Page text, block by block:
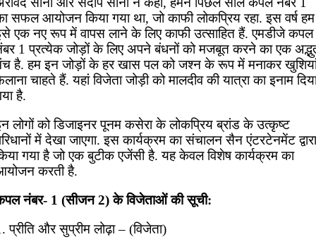
सफल आयोजन किया गया था, जो काफी लोकप्रिय रहा. इस वर्ष हम
एक नए रूप में वापस लाने के लिए काफी उत्साहित हैं. एमडीजे कपल
1 प्रत्येक जोड़ों के लिए अपने बंधनों को मजबूत करने का एक
है. हम इन जोड़ों के हर खास पल को जश्न के रूप में मनाकर
चाहते हैं. यहां विजेता जोड़ी को मालदीव की यात्रा का इनाम
है.
लोगों को डिजाइनर पूनम कसेरा के लोकप्रिय ब्रांड के उत्कृष्ट
में देखा जाएगा. इस कार्यक्रम का संचालन सैन एंटरटेनमेंट द्वारा
गया है जो एक बुटीक एजेंसी है. यह केवल विशेष कार्यक्रम का
करती है.
नंबर- 1 (सीजन 2) के विजेताओं की सूची:
प्रीति और सुप्रीम लोढ़ा – (विजेता)